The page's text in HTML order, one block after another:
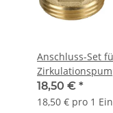
Anschluss-Set
AG messing
18,50 € *
18,50 € pro 1